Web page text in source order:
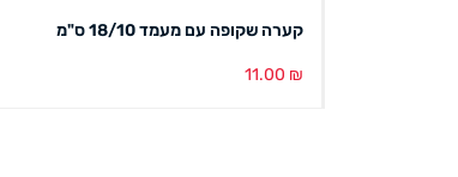
קערה שקופה עם מעמד 18/10 ס"מ
11.00 ₪